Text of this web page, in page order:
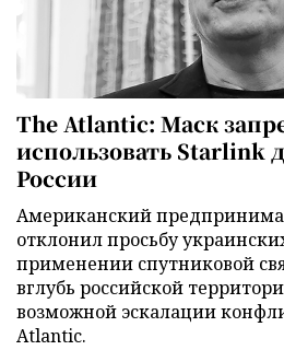
The Atlantic: Маск
использовать Starlink
России
Американский
отклонил просьбу
применении спутниковой
вглубь российской
возможной эскалации
Atlantic.